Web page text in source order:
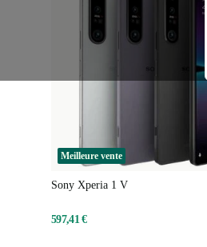
Meilleure vente
Sony Xperia 1 V
597,41 €